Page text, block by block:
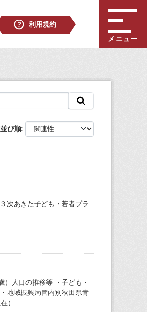
利用規約
メニュー
並び順
次あきた子ども・若者プラ
人口の推移等 ・子ども・
地域振興局管内別秋田県青
）...